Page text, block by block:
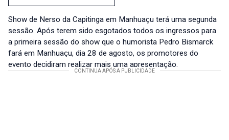
Show de Nerso da Capitinga em Manhuaçu terá uma segunda
sessão. Após terem sido esgotados todos os ingressos para
a primeira sessão do show que o humorista Pedro Bismarck
fará em Manhuaçu, dia 28 de agosto, os promotores do
evento decidiram realizar mais uma apresentação.